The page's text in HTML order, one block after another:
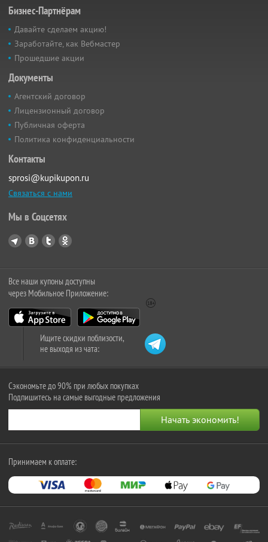
Бизнес-Партнёрам
Давайте сделаем акцию!
Заработайте, как Вебмастер
Прошедшие акции
Документы
Агентский договор
Лицензионный договор
Публичная оферта
Политика конфиденциальности
Контакты
sprosi@kupikupon.ru
Связаться с нами
Мы в Соцсетях
Все наши купоны доступны
через Мобильное Приложение:
Ищите скидки поблизости,
не выходя из чата:
Сэкономьте до 90% при любых покупках
Подпишитесь на самые выгодные предложения
Принимаем к оплате: